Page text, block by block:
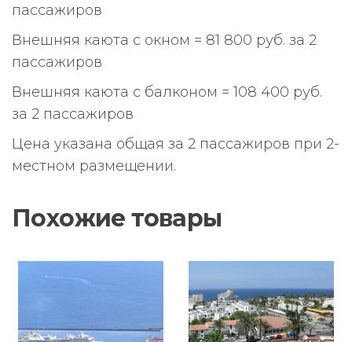
пассажиров
Внешняя каюта с окном = 81 800 руб. за 2
пассажиров
Внешняя каюта с балконом = 108 400 руб.
за 2 пассажиров
Цена указана общая за 2 пассажиров при 2-
местном размещении.
Похожие товары